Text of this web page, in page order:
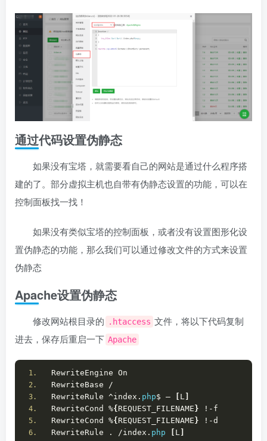
通过代码设置伪静态
如果没有宝塔，就需要看自己的网站是通过什么程序搭
建的了。部分虚拟主机也自带有伪静态设置的功能，可以在
控制面板找一找！
如果没有类似宝塔的控制面板，或者没有设置图形化设
置伪静态的功能，那么我们可以通过修改文件的方式来设置
伪静态
Apache设置伪静态
修改网站根目录的 .htaccess 文件，将以下代码复制
进去，保存后重启一下 Apache
RewriteEngine On
RewriteBase /
RewriteRule ^index. php$ – [ L ]
RewriteCond %{REQUEST_FILENAME} !-f
RewriteCond %{REQUEST_FILENAME} !-d
RewriteRule . /index. php [ L ]